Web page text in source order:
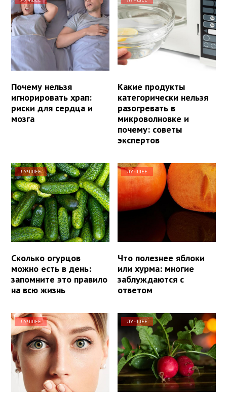
Почему нельзя
игнорировать храп:
риски для сердца и
мозга
Какие продукты
категорически нельзя
разогревать в
микроволновке и
почему: советы
экспертов
ЛУЧШЕЕ
Сколько огурцов
можно есть в день:
запомните это правило
на всю жизнь
ЛУЧШЕЕ
Что полезнее яблоки
или хурма: многие
заблуждаются с
ответом
ЛУЧШЕЕ ЛУЧШЕЕ